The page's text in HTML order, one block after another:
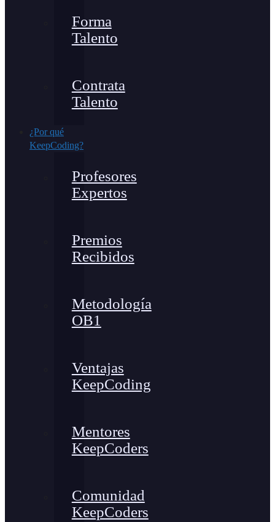
Forma
Talento
Contrata
Talento
¿Por qué
KeepCoding?
Profesores
Expertos
Premios
Recibidos
Metodología
OB1
Ventajas
KeepCoding
Mentores
KeepCoders
Comunidad
KeepCoders